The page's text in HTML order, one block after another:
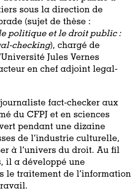
sous la direction de
(sujet de thèse :
politique et le droit public :
checking), chargé de
Jules Vernes
en chef adjoint legal-
fact-checker aux
du CFPJ et en sciences
pendant une dizaine
de l’industrie culturelle,
à l’univers du droit. Au fil
il a développé une
le traitement de l’information